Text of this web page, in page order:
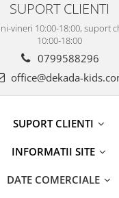
SUPORT CLIENTI
vineri 10:00-18:00, suport
10:00-18:00
0799588296
office@dekada-
SUPORT CLIENTI
INFORMATII SITE
DATE COMERCIALE